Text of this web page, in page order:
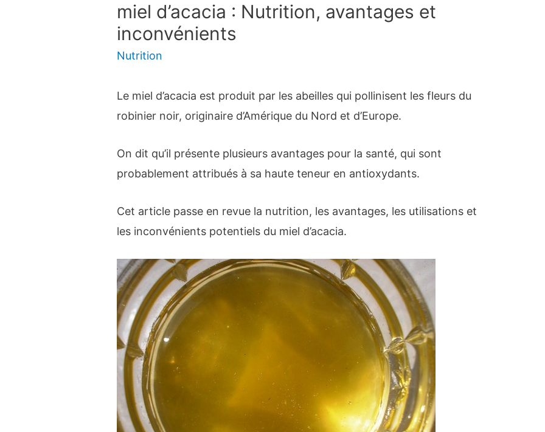
miel d’acacia : Nutrition, avantages et
inconvénients
Nutrition
Le miel d’acacia est produit par les abeilles qui pollinisent les fleurs du
robinier noir, originaire d’Amérique du Nord et d’Europe.
On dit qu’il présente plusieurs avantages pour la santé, qui sont
probablement attribués à sa haute teneur en antioxydants.
Cet article passe en revue la nutrition, les avantages, les utilisations et
les inconvénients potentiels du miel d’acacia.